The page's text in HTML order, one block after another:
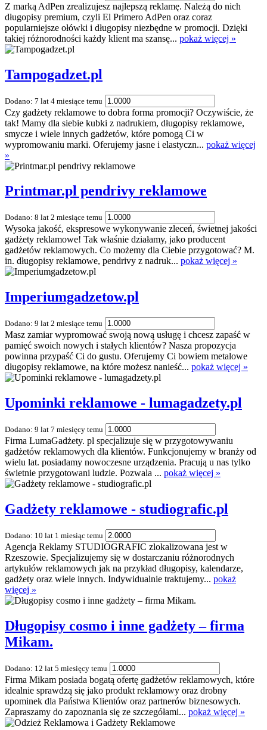
Z marką AdPen zrealizujesz najlepszą reklamę. Należą do nich
długopisy premium, czyli El Primero AdPen oraz coraz
popularniejsze ołówki i długopisy niezbędne w promocji. Dzięki
takiej różnorodności każdy klient ma szansę... pokaż więcej »
Tampogadzet.pl
Dodano: 7 lat 4 miesiące temu
Czy gadżety reklamowe to dobra forma promocji? Oczywiście, że
tak! Mamy dla siebie kubki z nadrukiem, długopisy reklamowe,
smycze i wiele innych gadżetów, które pomogą Ci w
wypromowaniu marki. Oferujemy jasne i elastyczn... pokaż więcej
»
Printmar.pl pendrivy reklamowe
Dodano: 8 lat 2 miesiące temu
Wysoka jakość, ekspresowe wykonywanie zleceń, świetnej jakości
gadżety reklamowe! Tak właśnie działamy, jako producent
gadżetów reklamowych. Co możemy dla Ciebie przygotować? M.
in. długopisy reklamowe, pendrivy z nadruk... pokaż więcej »
Imperiumgadzetow.pl
Dodano: 9 lat 2 miesiące temu
Masz zamiar wypromować swoją nową usługę i chcesz zapaść w
pamięć swoich nowych i stałych klientów? Nasza propozycja
powinna przypaść Ci do gustu. Oferujemy Ci bowiem metalowe
długopisy reklamowe, na które możesz nanieść... pokaż więcej »
Upominki reklamowe - lumagadzety.pl
Dodano: 9 lat 7 miesięcy temu
Firma LumaGadżety. pl specjalizuje się w przygotowywaniu
gadżetów reklamowych dla klientów. Funkcjonujemy w branży od
wielu lat. posiadamy nowoczesne urządzenia. Pracują u nas tylko
świetnie przygotowani ludzie. Pozwala ... pokaż więcej »
Gadżety reklamowe - studiografic.pl
Dodano: 10 lat 1 miesiąc temu
Agencja Reklamy STUDIOGRAFIC zlokalizowana jest w
Rzeszowie. Specjalizujemy się w dostarczaniu różnorodnych
artykułów reklamowych jak na przykład długopisy, kalendarze,
gadżety oraz wiele innych. Indywidualnie traktujemy... pokaż
więcej »
Długopisy cosmo i inne gadżety – firma
Mikam.
Dodano: 12 lat 5 miesięcy temu
Firma Mikam posiada bogatą ofertę gadżetów reklamowych, które
idealnie sprawdzą się jako produkt reklamowy oraz drobny
upominek dla Państwa Klientów oraz partnerów biznesowych.
Zapraszamy do zapoznania się ze szczegółami... pokaż więcej »